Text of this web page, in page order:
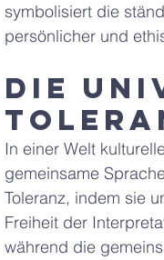
symbolisiert die
persönlicher und
Die
In einer Welt
gemeinsame
Toleranz, indem sie
Freiheit der
während die